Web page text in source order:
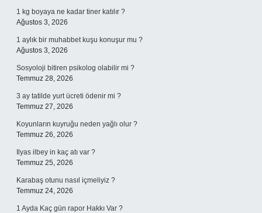
1 kg boyaya ne kadar tiner katılır ?
Ağustos 3, 2026
1 aylık bir muhabbet kuşu konuşur mu ?
Ağustos 3, 2026
Sosyoloji bitiren psikolog olabilir mi ?
Temmuz 28, 2026
3 ay tatilde yurt ücreti ödenir mi ?
Temmuz 27, 2026
Koyunların kuyruğu neden yağlı olur ?
Temmuz 26, 2026
Ilyas ilbey in kaç atı var ?
Temmuz 25, 2026
Karabaş otunu nasıl içmeliyiz ?
Temmuz 24, 2026
1 Ayda Kaç gün rapor Hakkı Var ?